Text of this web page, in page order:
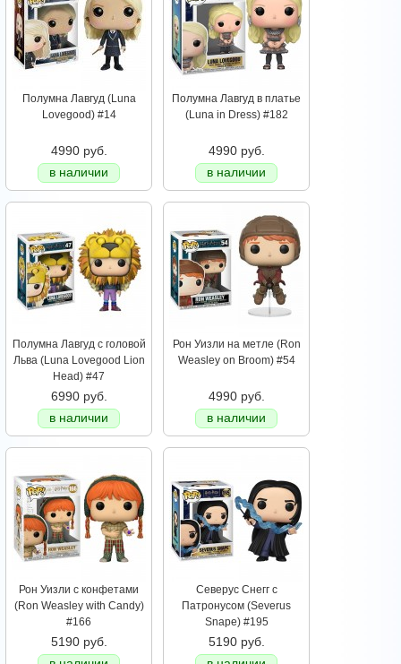
Полумна Лавгуд (Luna
Lovegood) #14
4990 руб.
в наличии
Полумна Лавгуд в платье
(Luna in Dress) #182
4990 руб.
в наличии
Полумна Лавгуд с головой
Льва (Luna Lovegood Lion
Head) #47
6990 руб.
в наличии
Рон Уизли на метле (Ron
Weasley on Broom) #54
4990 руб.
в наличии
Рон Уизли с конфетами
(Ron Weasley with Candy)
#166
5190 руб.
Северус Снегг с
Патронусом (Severus
Snape) #195
5190 руб.